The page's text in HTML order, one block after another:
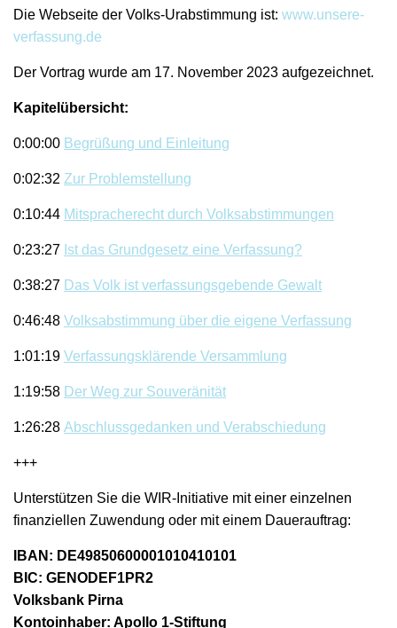
Die Webseite der Volks-Urabstimmung ist: www.unsere-
verfassung.de
Der Vortrag wurde am 17. November 2023 aufgezeichnet.
Kapitelübersicht:
0:00:00 Begrüßung und Einleitung
0:02:32 Zur Problemstellung
0:10:44 Mitspracherecht durch Volksabstimmungen
0:23:27 Ist das Grundgesetz eine Verfassung?
0:38:27 Das Volk ist verfassungsgebende Gewalt
0:46:48 Volksabstimmung über die eigene Verfassung
1:01:19 Verfassungsklärende Versammlung
1:19:58 Der Weg zur Souveränität
1:26:28 Abschlussgedanken und Verabschiedung
+++
Unterstützen Sie die WIR-Initiative mit einer einzelnen
finanziellen Zuwendung oder mit einem Dauerauftrag:
IBAN: DE49850600001010410101
BIC: GENODEF1PR2
Volksbank Pirna
Kontoinhaber: Apollo 1-Stiftung